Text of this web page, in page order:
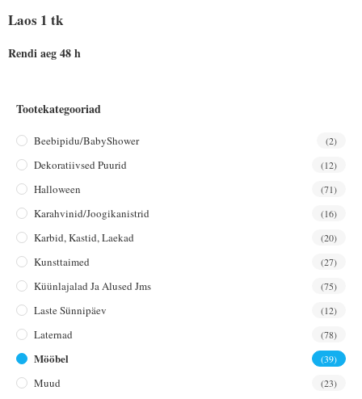
Laos 1 tk
Rendi aeg 48 h
Tootekategooriad
Beebipidu/BabyShower (2)
Dekoratiivsed Puurid (12)
Halloween (71)
Karahvinid/joogikanistrid (16)
Karbid, Kastid, Laekad (20)
Kunsttaimed (27)
Küünlajalad Ja Alused Jms (75)
Laste Sünnipäev (12)
Laternad (78)
Mööbel (39)
Muud (23)